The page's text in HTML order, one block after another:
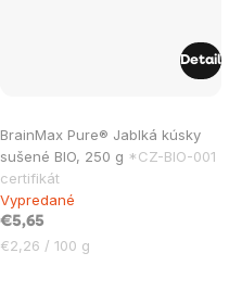
BrainMax Pure® Jablká kúsky
sušené BIO, 250 g *CZ-BIO-001
certifikát
hodnotenie
produktu
je
5,0
z
Vypredané
€5,65
Jednotková
€2,26 / 100 g
Detail